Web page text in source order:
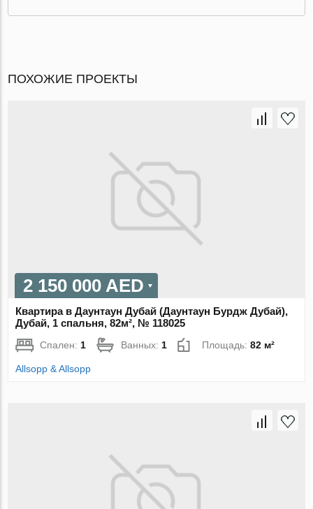
ПОХОЖИЕ ПРОЕКТЫ
2 150 000 AED
Квартира в Даунтаун Дубай (Даунтаун Бурдж Дубай),
Дубай, 1 спальня, 82м², № 118025
Спален:1 Ванных:1 Площадь:82 м²
Allsopp & Allsopp